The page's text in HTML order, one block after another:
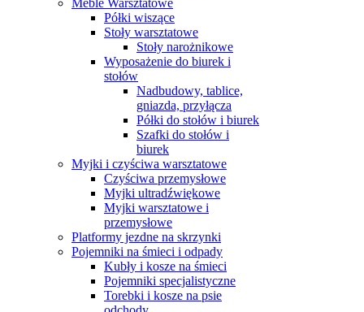
Półki wiszące
Stoły warsztatowe
Stoły narożnikowe
Wyposażenie do biurek i
stołów
Nadbudowy, tablice,
gniazda, przyłącza
Półki do stołów i biurek
Szafki do stołów i
biurek
Myjki i czyściwa warsztatowe
Czyściwa przemysłowe
Myjki ultradźwiękowe
Myjki warsztatowe i
przemysłowe
Platformy jezdne na skrzynki
Pojemniki na śmieci i odpady
Kubły i kosze na śmieci
Pojemniki specjalistyczne
Torebki i kosze na psie